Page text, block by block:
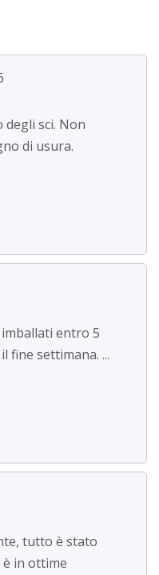
sci. Non
di usura.
entro 5
fine settimana. ...
tutto è stato
è in ottime